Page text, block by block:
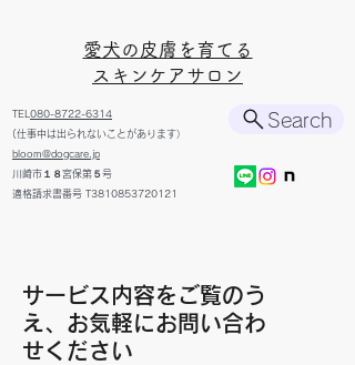
TEL 080-8722-6314
(仕事中は出られないことがあります）
bloom@dogcare.jp
川崎市１８宮保第５号
​適格請求書番号 T3810853720121
​愛犬の皮膚を育てる
スキンケアサロン
Search
サービス内容をご覧のう
え、お気軽にお問い合わ
せください